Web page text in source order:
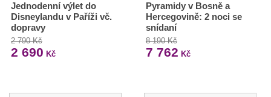
Jednodenní výlet do
Disneylandu v Paříži vč.
dopravy
2 790 Kč
2 690 Kč
Pyramidy v Bosně a
Hercegovině: 2 noci se
snídaní
8 190 Kč
7 762 Kč